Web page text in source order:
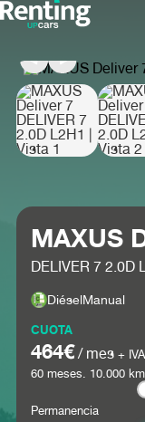
DELIVER 7 2.0D
DiéselManual
CUOTA
464€/ mes + IVA
60meses. 10.000km
Permanencia